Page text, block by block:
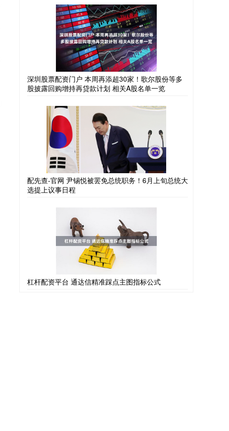
深圳股票配资门户 本周再添超30家！歌尔股份等多
股披露回购增持再贷款计划 相关A股名单一览
配先查-官网 尹锡悦被罢免总统职务！6月上旬总统大
选提上议事日程
杠杆配资平台 通达信精准踩点主图指标公式